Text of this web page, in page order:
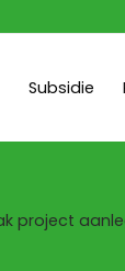
Subsidie